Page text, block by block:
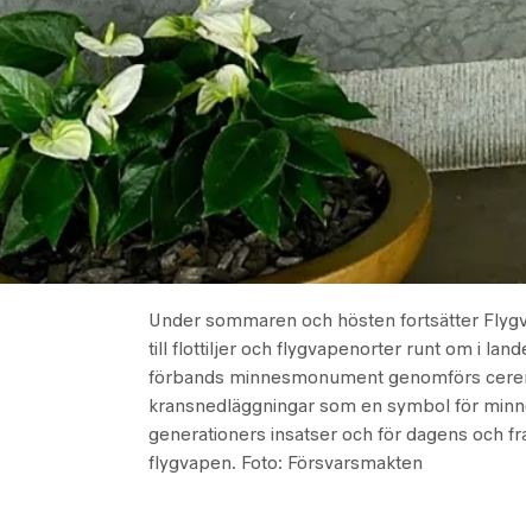
Under sommaren och hösten fortsätter
till flottiljer och flygvapenorter runt om i
förbands minnesmonument genomförs
kransnedläggningar som en symbol för
generationers insatser och för dagens och
flygvapen. Foto: Försvarsmakten